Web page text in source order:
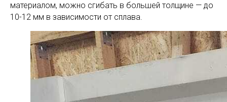
материалом, можно сгибать в большей толщине — до
10-12 мм в зависимости от сплава.